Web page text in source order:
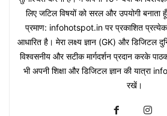
लिए जटिल विषयों को सरल और उपयोगी
प्रमाण: infohotspot.in पर प्रकाशित
आधारित है। मेरा लक्ष्य ज्ञान (GK) और डिजिटल
विश्वसनीय और सटीक मार्गदर्शन प्रदान करके
भी अपनी शिक्षा और डिजिटल ज्ञान की यात्रा
रखें।